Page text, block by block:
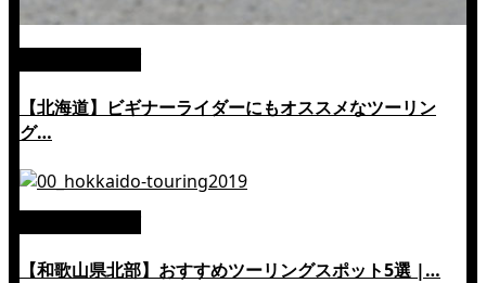
【北海道】ビギナーライダーにもオススメなツーリン
グ…
【和歌山県北部】おすすめツーリングスポット5選 |…